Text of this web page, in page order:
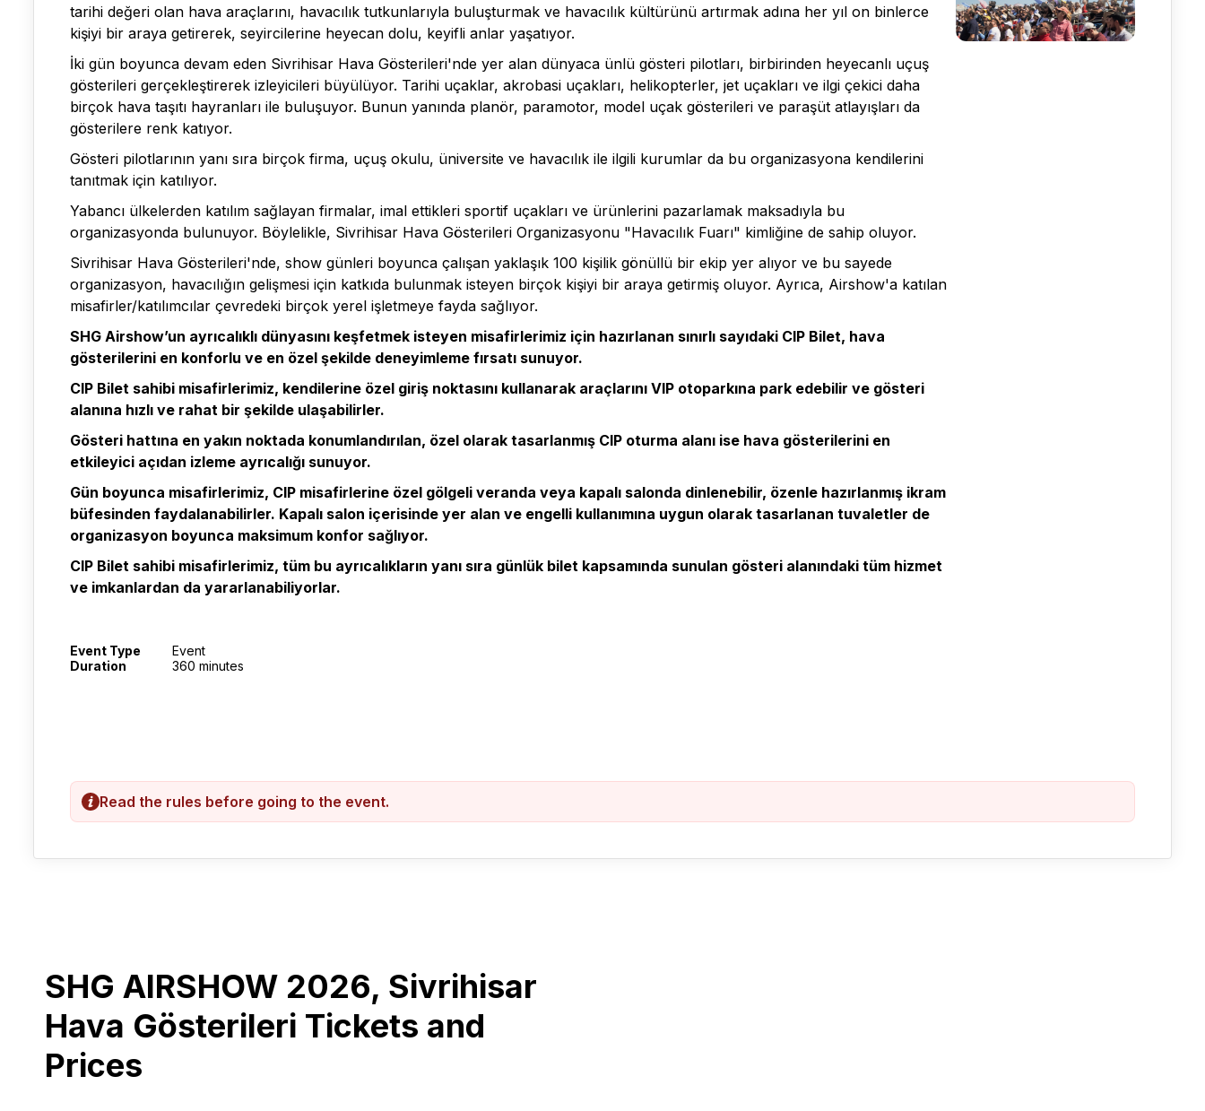
tarihi değeri olan hava araçlarını, havacılık tutkunlarıyla buluşturmak ve havacılık kültürünü artırmak adına her yıl on binlerce
kişiyi bir araya getirerek, seyircilerine heyecan dolu, keyifli anlar yaşatıyor.
İki gün boyunca devam eden Sivrihisar Hava Gösterileri'nde yer alan dünyaca ünlü gösteri pilotları, birbirinden heyecanlı uçuş
gösterileri gerçekleştirerek izleyicileri büyülüyor. Tarihi uçaklar, akrobasi uçakları, helikopterler, jet uçakları ve ilgi çekici daha
birçok hava taşıtı hayranları ile buluşuyor. Bunun yanında planör, paramotor, model uçak gösterileri ve paraşüt atlayışları da
gösterilere renk katıyor.
Gösteri pilotlarının yanı sıra birçok firma, uçuş okulu, üniversite ve havacılık ile ilgili kurumlar da bu organizasyona kendilerini
tanıtmak için katılıyor.
Yabancı ülkelerden katılım sağlayan firmalar, imal ettikleri sportif uçakları ve ürünlerini pazarlamak maksadıyla bu
organizasyonda bulunuyor. Böylelikle, Sivrihisar Hava Gösterileri Organizasyonu "Havacılık Fuarı" kimliğine de sahip oluyor.
Sivrihisar Hava Gösterileri'nde, show günleri boyunca çalışan yaklaşık 100 kişilik gönüllü bir ekip yer alıyor ve bu sayede
organizasyon, havacılığın gelişmesi için katkıda bulunmak isteyen birçok kişiyi bir araya getirmiş oluyor. Ayrıca, Airshow'a katılan
misafirler/katılımcılar çevredeki birçok yerel işletmeye fayda sağlıyor.
SHG Airshow’un ayrıcalıklı dünyasını keşfetmek isteyen misafirlerimiz için hazırlanan sınırlı sayıdaki CIP Bilet, hava
gösterilerini en konforlu ve en özel şekilde deneyimleme fırsatı sunuyor.
CIP Bilet sahibi misafirlerimiz, kendilerine özel giriş noktasını kullanarak araçlarını VIP otoparkına park edebilir ve gösteri
alanına hızlı ve rahat bir şekilde ulaşabilirler.
Gösteri hattına en yakın noktada konumlandırılan, özel olarak tasarlanmış CIP oturma alanı ise hava gösterilerini en
etkileyici açıdan izleme ayrıcalığı sunuyor.
Gün boyunca misafirlerimiz, CIP misafirlerine özel gölgeli veranda veya kapalı salonda dinlenebilir, özenle hazırlanmış ikram
büfesinden faydalanabilirler. Kapalı salon içerisinde yer alan ve engelli kullanımına uygun olarak tasarlanan tuvaletler de
organizasyon boyunca maksimum konfor sağlıyor.
CIP Bilet sahibi misafirlerimiz, tüm bu ayrıcalıkların yanı sıra günlük bilet kapsamında sunulan gösteri alanındaki tüm hizmet
ve imkanlardan da yararlanabiliyorlar.
Event Type
Event
Duration
360 minutes
Read the rules before going to the event.
SHG AIRSHOW 2026, Sivrihisar
Hava Gösterileri Tickets and
Prices